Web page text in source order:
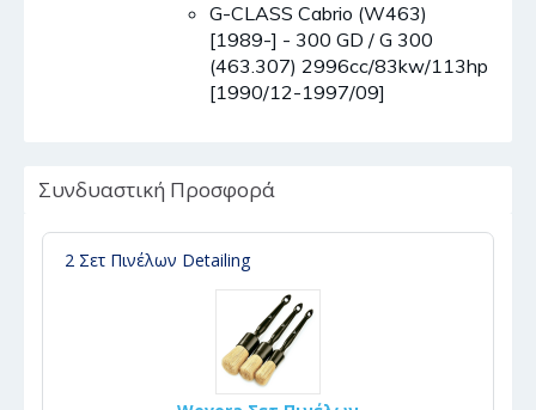
G-CLASS Cabrio (W463)
[1989-] - 300 GD / G 300
(463.307) 2996cc/83kw/113hp
[1990/12-1997/09]
Συνδυαστική Προσφορά
2 Σετ Πινέλων Detailing